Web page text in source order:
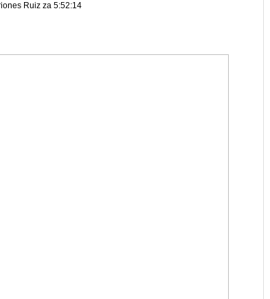
Ruiz za 5:52:14